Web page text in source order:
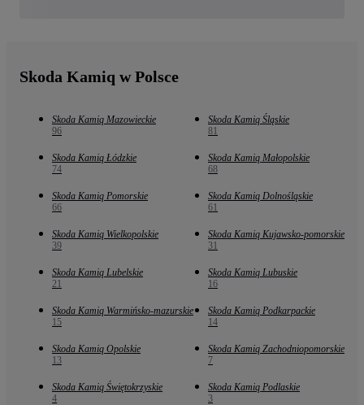
Skoda Kamiq w Polsce
Skoda Kamiq Mazowieckie
96
Skoda Kamiq Śląskie
81
Skoda Kamiq Łódzkie
74
Skoda Kamiq Małopolskie
68
Skoda Kamiq Pomorskie
66
Skoda Kamiq Dolnośląskie
61
Skoda Kamiq Wielkopolskie
39
Skoda Kamiq Kujawsko-pomorskie
31
Skoda Kamiq Lubelskie
21
Skoda Kamiq Lubuskie
16
Skoda Kamiq Warmińsko-mazurskie
15
Skoda Kamiq Podkarpackie
14
Skoda Kamiq Opolskie
13
Skoda Kamiq Zachodniopomorskie
7
Skoda Kamiq Świętokrzyskie
4
Skoda Kamiq Podlaskie
3